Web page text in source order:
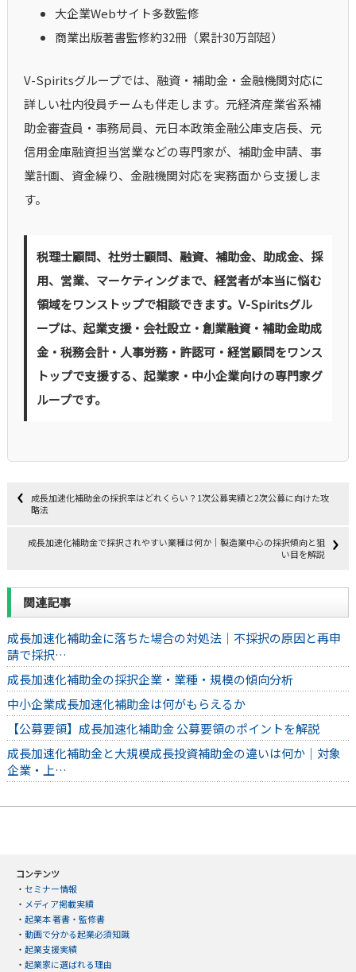
大企業Webサイト多数監修
商業出版著書監修約32冊（累計30万部超）
V-Spiritsグループでは、融資・補助金・金融機関対応に
詳しい社内役員チームも伴走します。元経済産業省系補
助金審査員・事務局員、元日本政策金融公庫支店長、元
信用金庫融資担当営業などの専門家が、補助金申請、事
業計画、資金繰り、金融機関対応を実務面から支援しま
す。
税理士顧問、社労士顧問、融資、補助金、助成金、採
用、営業、マーケティングまで、経営者が本当に悩む
領域をワンストップで相談できます。V-Spiritsグル
ープは、起業支援・会社設立・創業融資・補助金助成
金・税務会計・人事労務・許認可・経営顧問をワンス
トップで支援する、起業家・中小企業向けの専門家グ
ループです。
成長加速化補助金の採択率はどれくらい？1次公募実績と2次公募に向けた攻
略法
成長加速化補助金で採択されやすい業種は何か｜製造業中心の採択傾向と狙
い目を解説
関連記事
成長加速化補助金に落ちた場合の対処法｜不採択の原因と再申
請で採択…
成長加速化補助金の採択企業・業種・規模の傾向分析
中小企業成長加速化補助金は何がもらえるか
【公募要領】成長加速化補助金 公募要領のポイントを解説
成長加速化補助金と大規模成長投資補助金の違いは何か｜対象
企業・上…
コンテンツ
・ セミナー情報
・ メディア掲載実績
・ 起業本 著書・監修書
・ 動画で分かる起業必須知識
・ 起業支援実績
・ 起業家に選ばれる理由